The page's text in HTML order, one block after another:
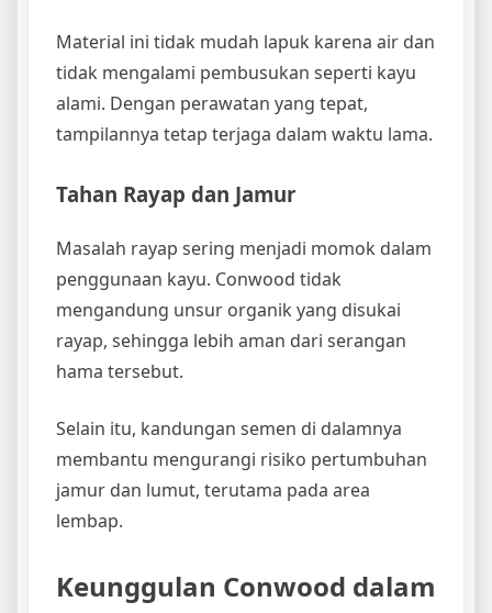
Material ini tidak mudah lapuk karena air dan
tidak mengalami pembusukan seperti kayu
alami. Dengan perawatan yang tepat,
tampilannya tetap terjaga dalam waktu lama.
Tahan Rayap dan Jamur
Masalah rayap sering menjadi momok dalam
penggunaan kayu. Conwood tidak
mengandung unsur organik yang disukai
rayap, sehingga lebih aman dari serangan
hama tersebut.
Selain itu, kandungan semen di dalamnya
membantu mengurangi risiko pertumbuhan
jamur dan lumut, terutama pada area
lembap.
Keunggulan Conwood dalam